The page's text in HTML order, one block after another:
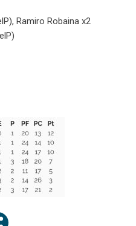
Ramiro Robaina x2